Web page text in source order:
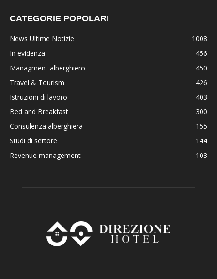
CATEGORIE POPOLARI
News Ultime Notizie
1008
In evidenza
456
Managment alberghiero
450
Travel & Tourism
426
Istruzioni di lavoro
403
Bed and Breakfast
300
Consulenza alberghiera
155
Studi di settore
144
Revenue management
103